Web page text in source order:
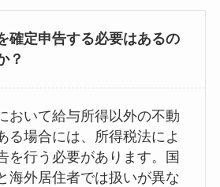
確定申告する必要はあるの
？
おいて給与所得以外の不動
る場合には、所得税法によ
を行う必要があります。国
海外居住者では扱いが異な